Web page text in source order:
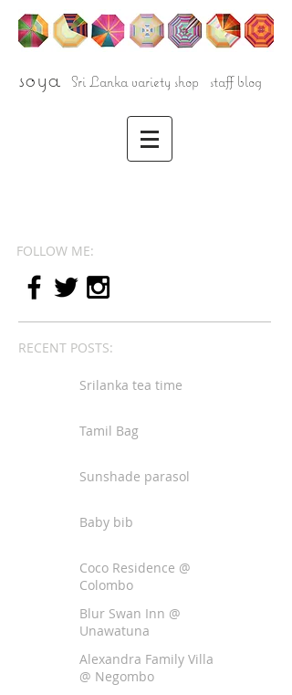
soya Sri Lanka variety shop staff blog
RECENT POSTS:
FOLLOW ME:
Srilanka tea time
Tamil Bag
Sunshade parasol
Baby bib
Coco Residence @
Colombo
Blur Swan Inn @
Unawatuna
Alexandra Family Villa
@ Negombo